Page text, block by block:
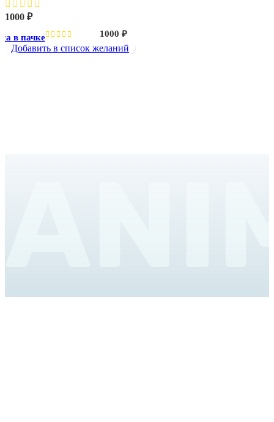
1000 ₽
в пачке 1000 ₽
Добавить в список желаний